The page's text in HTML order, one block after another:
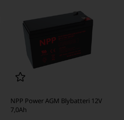
NPP Power AGM Blybatteri 12V
7,0Ah